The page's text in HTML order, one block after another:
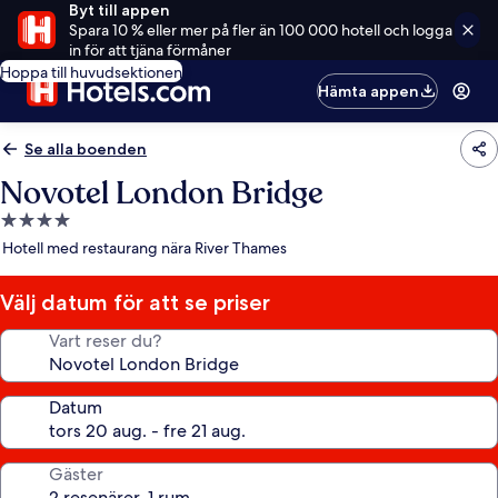
Byt till appen
Spara 10 % eller mer på fler än 100 000 hotell och logga
in för att tjäna förmåner
Hoppa till huvudsektionen
Hämta appen
Se alla boenden
Novotel London Bridge
4.0-
stjärnigt
Hotell med restaurang nära River Thames
Välj datum för att se priser
Vart reser du?
Datum
Gäster